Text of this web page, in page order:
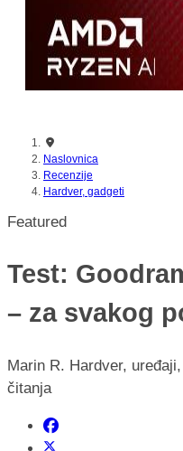
Naslovnica
Recenzije
Hardver, gadgeti
Featured
Test:
– za svakog
Marin R. Hardver,
čitanja